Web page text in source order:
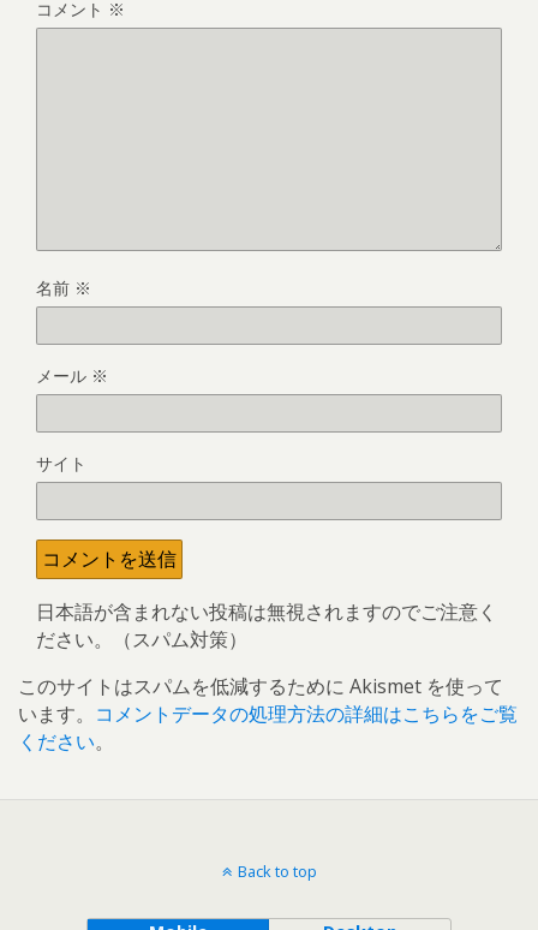
コメント ※
名前 ※
メール ※
サイト
日本語が含まれない投稿は無視されますのでご注意く
ださい。（スパム対策）
このサイトはスパムを低減するために Akismet を使って
います。 コメントデータの処理方法の詳細はこちらをご覧
ください。
Back to top